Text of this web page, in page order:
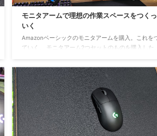
モニタアームで理想の作業スペースをつく
いく
Amazonベーシックのモニタアームを購入。これを
ていく。 モニタアーム2つセットのものを購入した
固定するパーツ、モニターを上下左右に動かすため
ーツ。 モニタアーム設置前 モニタアーム設置後 デ
角にモニタアームの土台を取り付けた。くの字に曲
こんな具合で設置できた。これを機にデスク掃除も
た。いいかんじかも。 モニタアームを2つ設置完了
ニターの足がなくなってとてもスッキリした。 好き
モニタ位置に設定できて気分がいい！モニタはメー